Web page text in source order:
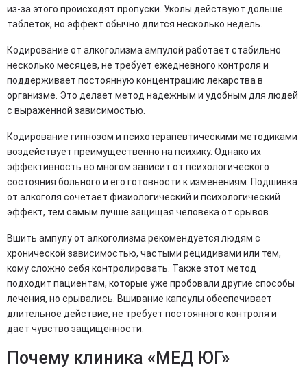
из-за этого происходят пропуски. Уколы действуют дольше
таблеток, но эффект обычно длится несколько недель.
Кодирование от алкоголизма ампулой работает стабильно
несколько месяцев, не требует ежедневного контроля и
поддерживает постоянную концентрацию лекарства в
организме. Это делает метод надежным и удобным для людей
с выраженной зависимостью.
Кодирование гипнозом и психотерапевтическими методиками
воздействует преимущественно на психику. Однако их
эффективность во многом зависит от психологического
состояния больного и его готовности к изменениям. Подшивка
от алкоголя сочетает физиологический и психологический
эффект, тем самым лучше защищая человека от срывов.
Вшить ампулу от алкоголизма рекомендуется людям с
хронической зависимостью, частыми рецидивами или тем,
кому сложно себя контролировать. Также этот метод
подходит пациентам, которые уже пробовали другие способы
лечения, но срывались. Вшивание капсулы обеспечивает
длительное действие, не требует постоянного контроля и
дает чувство защищенности.
Почему клиника «МЕД ЮГ»